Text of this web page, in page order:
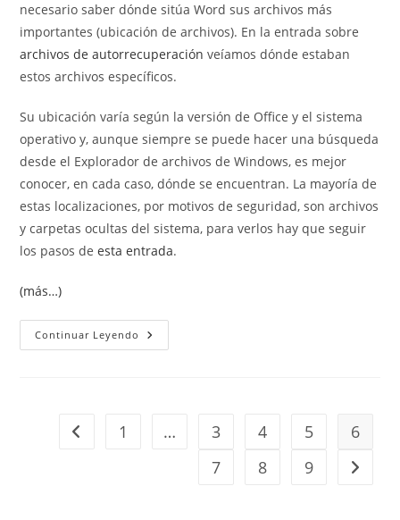
necesario saber dónde sitúa Word sus archivos más
importantes (ubicación de archivos). En la entrada sobre
archivos de autorrecuperación veíamos dónde estaban
estos archivos específicos.
Su ubicación varía según la versión de Office y el sistema
operativo y, aunque siempre se puede hacer una búsqueda
desde el Explorador de archivos de Windows, es mejor
conocer, en cada caso, dónde se encuentran. La mayoría de
estas localizaciones, por motivos de seguridad, son archivos
y carpetas ocultas del sistema, para verlos hay que seguir
los pasos deesta entrada.
(más…)
Continuar Leyendo Ubicación
De
Ir a la página anterior
1 … 3 4 5
6
7
8 9 Ir a la